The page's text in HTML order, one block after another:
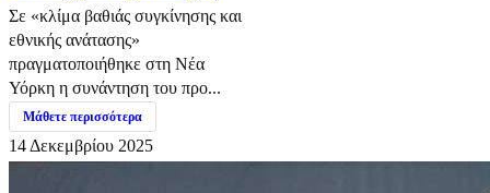
Σε «κλίμα βαθιάς συγκίνησης και
εθνικής ανάτασης»
πραγματοποιήθηκε στη Νέα
Υόρκη η συνάντηση του προ...
Μάθετε περισσότερα
14 Δεκεμβρίου 2025